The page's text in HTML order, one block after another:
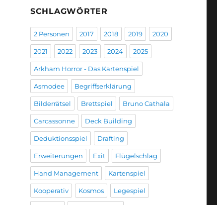
SCHLAGWÖRTER
2 Personen 2017 2018 2019 2020
2021 2022 2023 2024 2025
Arkham Horror - Das Kartenspiel
Asmodee Begriffserklärung
Bilderrätsel Brettspiel Bruno Cathala
Carcassonne Deck Building
Deduktionsspiel Drafting
Erweiterungen Exit Flügelschlag
Hand Management Kartenspiel
Kooperativ Kosmos Legespiel